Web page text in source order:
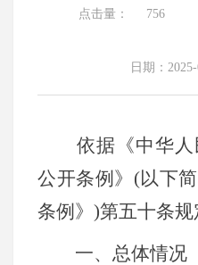
点击量： 756
日期：
依据《中华人
公开条例》(以下
条例》)第五十条规
一、总体情况